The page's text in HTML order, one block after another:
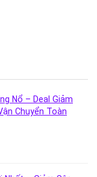
Nổ – Deal Giảm
Chuyển Toàn